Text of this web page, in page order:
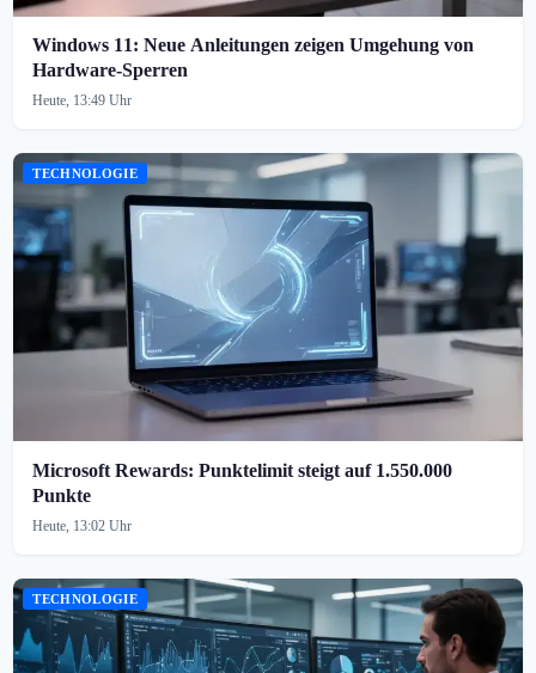
Windows 11: Neue Anleitungen zeigen Umgehung von
Hardware-Sperren
Heute, 13:49 Uhr
TECHNOLOGIE
Microsoft Rewards: Punktelimit steigt auf 1.550.000
Punkte
Heute, 13:02 Uhr
TECHNOLOGIE